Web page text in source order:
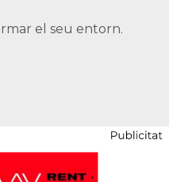
el seu entorn.